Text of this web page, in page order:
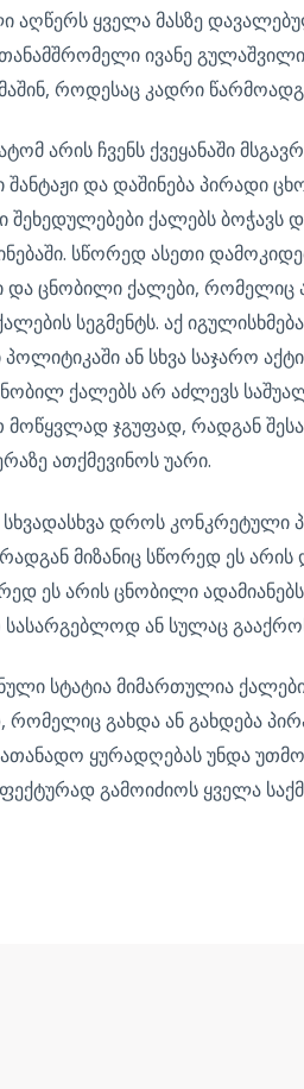
აღწერს ყველა მასზე
ივანე
მაშინ, როდესაც კადრი
არის ჩვენს ქვეყანაში
შანტაჟი და დაშინება პირადი
ქალებს ბოჭავს
სწორედ ასეთი
და ცნობილი ქალები, რომელიც
სეგმენტს. აქ
ან სხვა საჯარო
ქალებს არ აძლევს
ჯგუფად, რადგან
ათქმევინოს უარი.
დროს კონკრეტული
მიზანიც სწორედ ეს
ეს არის ცნობილი
სასარგებლოდ ან სულაც
სტატია მიმართულია
რომელიც გახდა ან გახდება
ყურადღებას უნდა
გამოიძიოს ყველა